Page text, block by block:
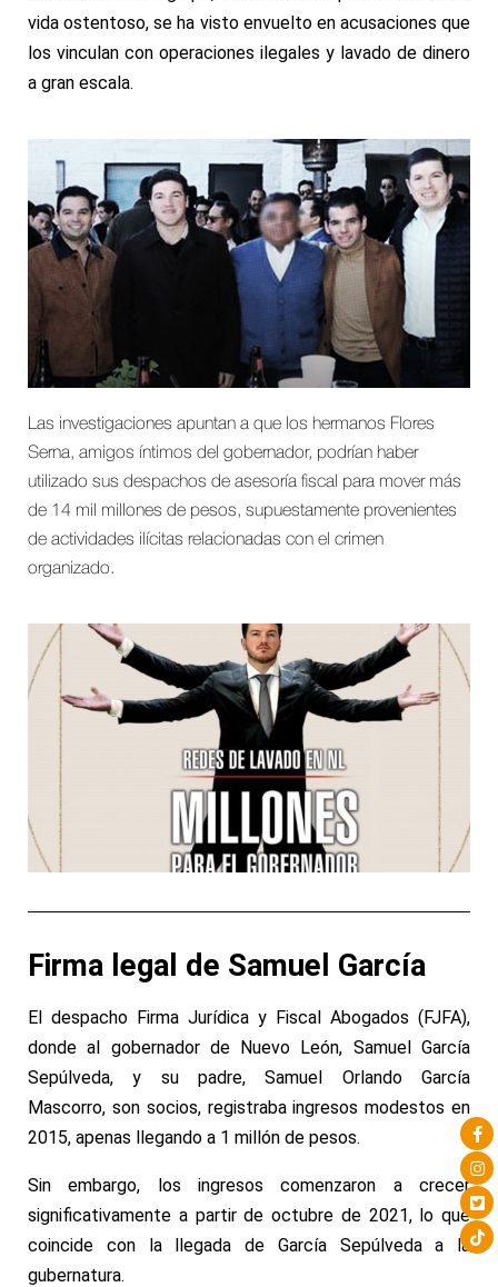
vida ostentoso, se ha visto envuelto en acusaciones que
los vinculan con operaciones ilegales y lavado de dinero
a gran escala.
Las investigaciones apuntan a que los hermanos Flores
Serna, amigos íntimos del gobernador, podrían haber
utilizado sus despachos de asesoría fiscal para mover más
de 14 mil millones de pesos, supuestamente provenientes
de actividades ilícitas relacionadas con el crimen
organizado.
Firma legal de Samuel García
El despacho Firma Jurídica y Fiscal Abogados (FJFA),
dondeal gobernador de Nuevo León, Samuel García
Sepúlveda, y su padre, Samuel Orlando García
Mascorro, son socios, registraba ingresos modestos en
2015, apenas llegando a 1 millón de pesos.
Sin embargo, los ingresos comenzaron a crecer
significativamente a partir de octubre de 2021, lo que
coincide con la llegada de García Sepúlveda a la
gubernatura.